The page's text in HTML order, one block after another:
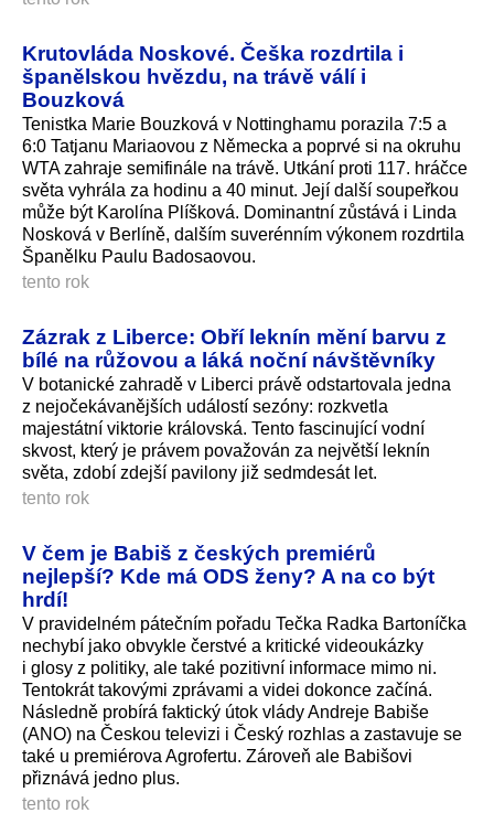
Krutovláda Noskové. Češka rozdrtila i
španělskou hvězdu, na trávě válí i
Bouzková
Tenistka Marie Bouzková v Nottinghamu porazila 7:5 a
6:0 Tatjanu Mariaovou z Německa a poprvé si na okruhu
WTA zahraje semifinále na trávě. Utkání proti 117. hráčce
světa vyhrála za hodinu a 40 minut. Její další soupeřkou
může být Karolína Plíšková. Dominantní zůstává i Linda
Nosková v Berlíně, dalším suverénním výkonem rozdrtila
Španělku Paulu Badosaovou.
tento rok
Zázrak z Liberce: Obří leknín mění barvu z
bílé na růžovou a láká noční návštěvníky
V botanické zahradě v Liberci právě odstartovala jedna
z nejočekávanějších událostí sezóny: rozkvetla
majestátní viktorie královská. Tento fascinující vodní
skvost, který je právem považován za největší leknín
světa, zdobí zdejší pavilony již sedmdesát let.
tento rok
V čem je Babiš z českých premiérů
nejlepší? Kde má ODS ženy? A na co být
hrdí!
V pravidelném pátečním pořadu Tečka Radka Bartoníčka
nechybí jako obvykle čerstvé a kritické videoukázky
i glosy z politiky, ale také pozitivní informace mimo ni.
Tentokrát takovými zprávami a videi dokonce začíná.
Následně probírá faktický útok vlády Andreje Babiše
(ANO) na Českou televizi i Český rozhlas a zastavuje se
také u premiérova Agrofertu. Zároveň ale Babišovi
přiznává jedno plus.
tento rok